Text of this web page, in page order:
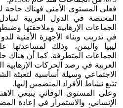
فعلى المستوى الأمني فهناك حاجة
المختصة في الدول العربية
الجماعات الإرهابية وملاحقتها
في تدريب وبناء الأجهزة الأمنية
ليبيا واليمن، وذلك
الجماعات المتطرفة. كما أن هناك
العربية في رصد الحركات
الاجتماعي وسيلة أساسية لتعبئة
تتبع نشاط الأفراد المنضمين إليها.
وعلى المستوى الوقائي ينبغي
الإنساني، والاستمرار في إعادة